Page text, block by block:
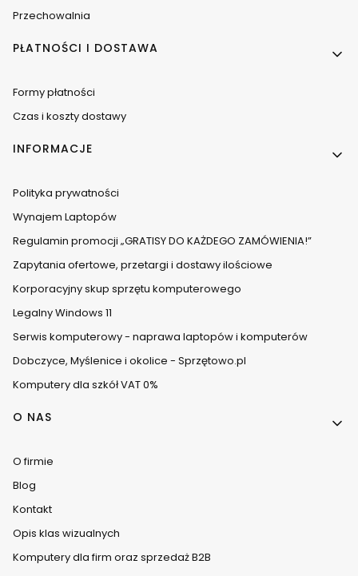
Przechowalnia
PŁATNOŚCI I DOSTAWA
Formy płatności
Czas i koszty dostawy
INFORMACJE
Polityka prywatności
Wynajem Laptopów
Regulamin promocji „GRATISY DO KAŻDEGO ZAMÓWIENIA!”
Zapytania ofertowe, przetargi i dostawy ilościowe
Korporacyjny skup sprzętu komputerowego
Legalny Windows 11
Serwis komputerowy - naprawa laptopów i komputerów
Dobczyce, Myślenice i okolice - Sprzętowo.pl
Komputery dla szkół VAT 0%
O NAS
O firmie
Blog
Kontakt
Opis klas wizualnych
Komputery dla firm oraz sprzedaż B2B